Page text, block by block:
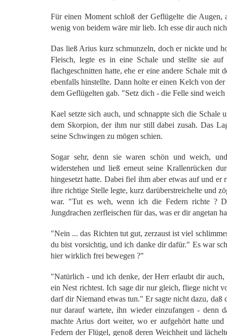
Für einen Moment schloß der Geflügelte die
wenig von beidem wäre mir lieb. Ich esse dir auch
Das ließ Arius kurz schmunzeln, doch er nickte und
Fleisch, legte es in eine Schale und stellte sie
flachgeschnitten hatte, ehe er eine andere Schale
ebenfalls hinstellte. Dann holte er einen Kelch von
dem Geflügelten gab. "Setz dich - die Felle sind
Kael setzte sich auch, und schnappte sich die
dem Skorpion, der ihm nur still dabei zusah. Das
seine Schwingen zu mögen schien.
Sogar sehr, denn sie waren schön und weich,
widerstehen und ließ erneut seine Krallenrücken
hingesetzt hatte. Dabei fiel ihm aber etwas auf und er
ihre richtige Stelle legte, kurz darüberstreichelte und
war. "Tut es weh, wenn ich die Federn richte ?
Jungdrachen zerfleischen für das, was er dir angetan
"Nein ... das Richten tut gut, zerzaust ist viel
du bist vorsichtig, und ich danke dir dafür." Es war
hier wirklich frei bewegen ?"
"Natürlich - und ich denke, der Herr erlaubt dir
ein Nest richtest. Ich sage dir nur gleich, fliege nicht
darf dir Niemand etwas tun." Er sagte nicht dazu,
nur darauf wartete, ihn wieder einzufangen - denn
machte Arius dort weiter, wo er aufgehört hatte
Federn der Flügel, genoß deren Weichheit und